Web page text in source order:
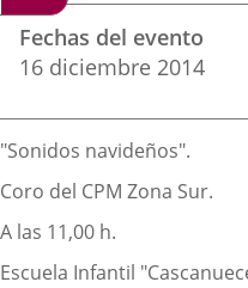
Datos
del
evento
Fechas del evento
16 diciembre 2014
Descripción
"Sonidos navideños".
Coro del CPM Zona Sur.
A las 11,00 h.
Escuela Infantil